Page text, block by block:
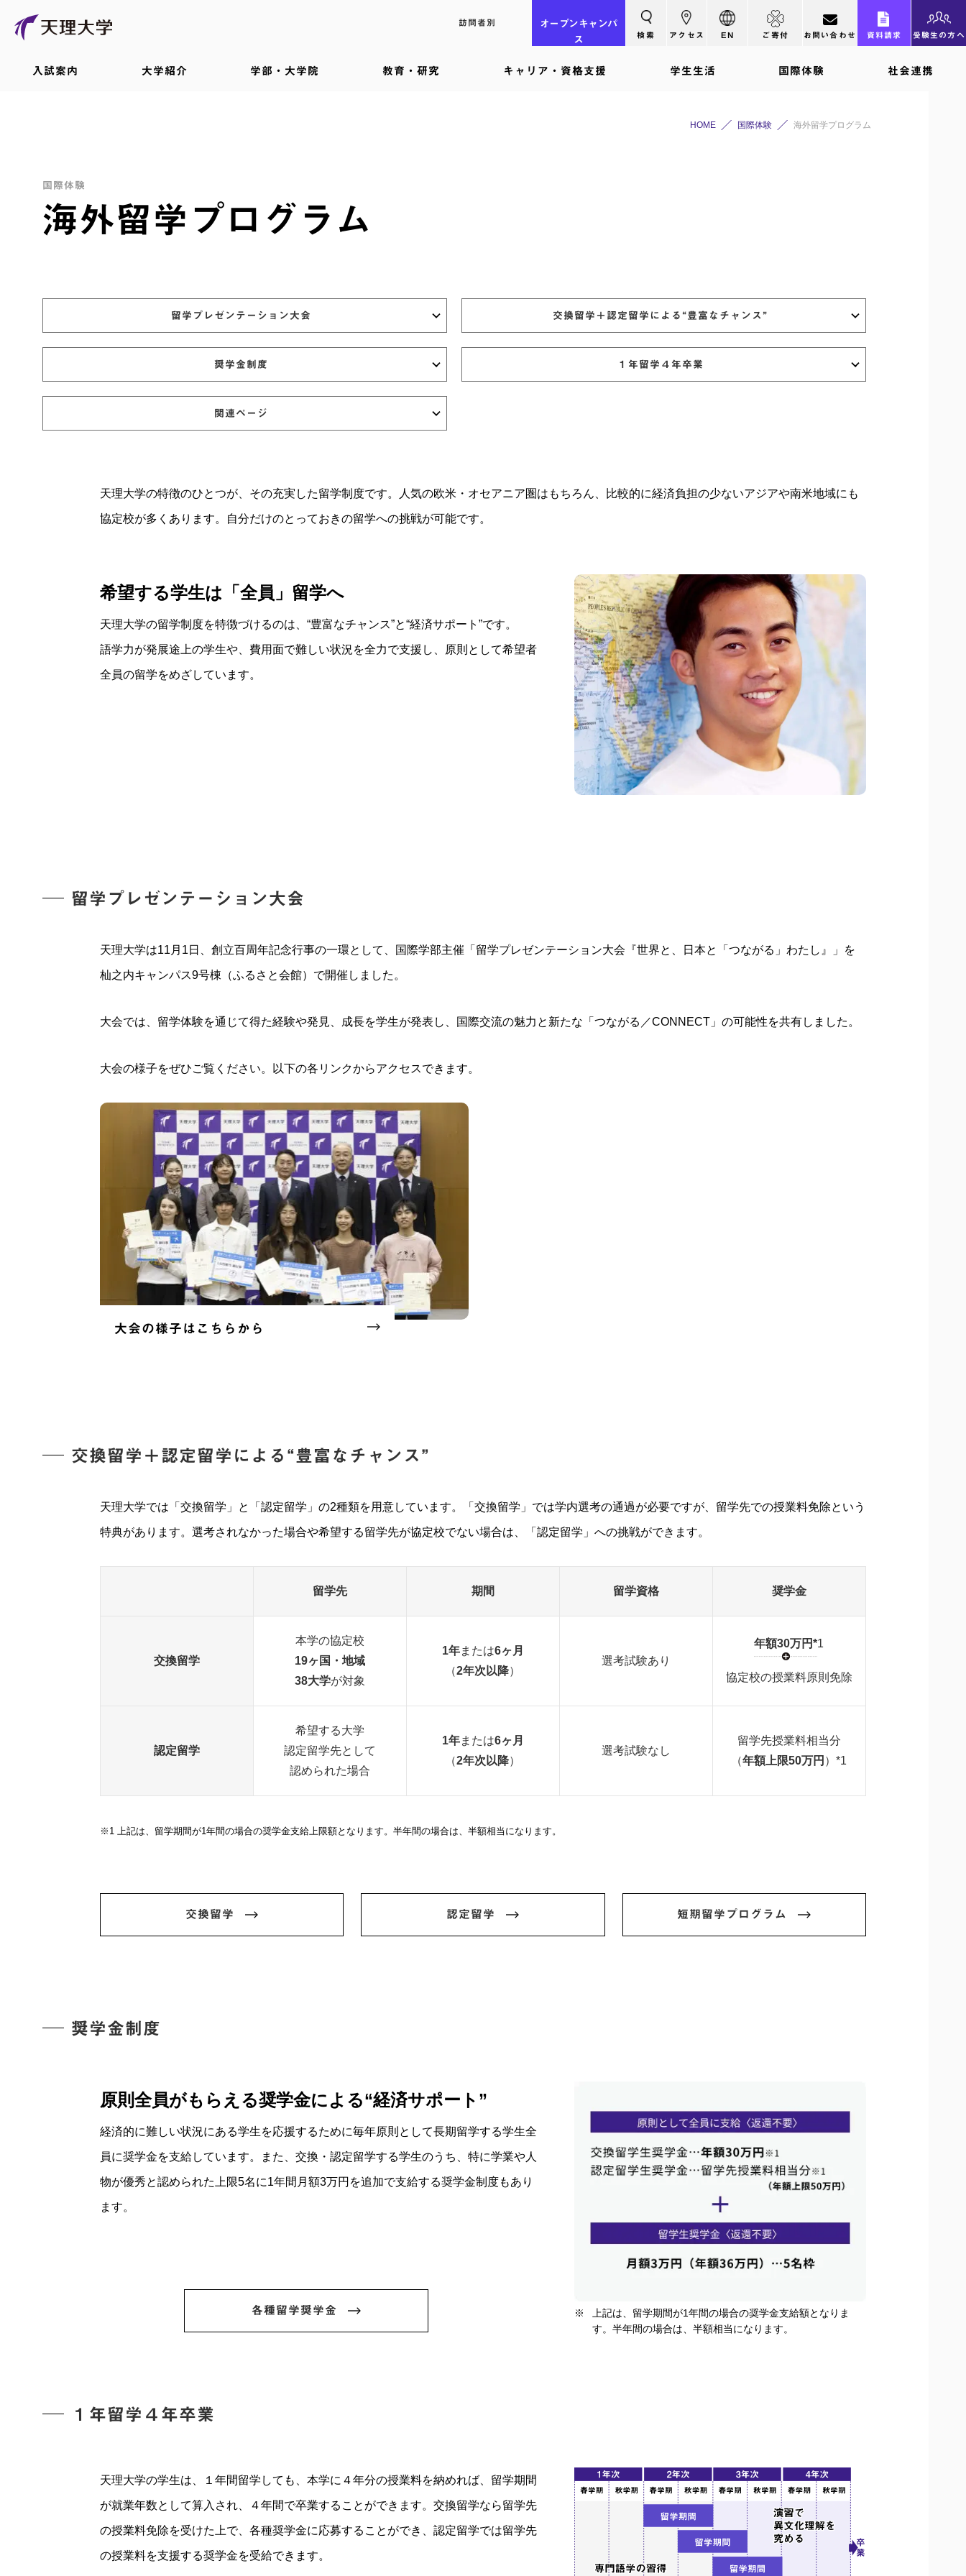
訪問者別 オープン キャンパ
ス
検索 アクセス EN ご寄付 お問い合わせ 資料請求 受験生の方へ
入試案内 大学紹介 学部・大学院 教育・研究 キャリア・資格支援 学生生活 国際体験 社会連携
HOME 国際体験 海外留学プログラム
国際体験
海外留学プログラム
留学プレゼンテーション大会 交換留学＋認定留学による“豊富なチャンス”
奨学金制度 １年留学４年卒業
関連ページ
天理大学の特徴のひとつが、その充実した留学制度です。人気の欧米・オセアニア圏はもちろん、比較的に経済負担の少ないアジアや南米地域にも
協定校が多くあります。自分だけのとっておきの留学への挑戦が可能です。
希望する学生は「全員」留学へ
天理大学の留学制度を特徴づけるのは、“豊富なチャンス”と“経済サポート”です。
語学力が発展途上の学生や、費用面で難しい状況を全力で支援し、原則として希望者
全員の留学をめざしています。
留学プレゼンテーション大会
天理大学は11月1日、創立百周年記念行事の一環として、国際学部主催「留学プレゼンテーション大会『世界と、日本と「つながる」わたし』」を
杣之内キャンパス9号棟（ふるさと会館）で開催しました。
大会では、留学体験を通じて得た経験や発見、成長を学生が発表し、国際交流の魅力と新たな「つながる／CONNECT」の可能性を共有しました。
大会の様子をぜひご覧ください。以下の各リンクからアクセスできます。
大会の様子はこちらから
交換留学＋認定留学による“豊富なチャンス”
天理大学では「交換留学」と「認定留学」の2種類を用意しています。「交換留学」では学内選考の通過が必要ですが、留学先での授業料免除という
特典があります。選考されなかった場合や希望する留学先が協定校でない場合は、「認定留学」への挑戦ができます。
留学先 期間 留学資格 奨学金
交換留学
本学の協定校
19ヶ国・地域
38大学が対象
1年または6ヶ月
（2年次以降）
選考試験あり
年額30万円*1
協定校の授業料原則免除
認定留学
希望する大学
認定留学先として
認められた場合
1年または6ヶ月
（2年次以降）
選考試験なし
留学先授業料相当分
（年額上限50万円 ）*1
※1 上記は、留学期間が1年間の場合の奨学金支給上限額となります。半年間の場合は、半額相当になります。
交換留学 認定留学 短期留学プログラム
奨学金制度
原則全員がもらえる奨学金による“経済サポート”
経済的に難しい状況にある学生を応援するために毎年原則として長期留学する学生全
員に奨学金を支給しています。また、交換・認定留学する学生のうち、特に学業や人
物が優秀と認められた上限5名に1年間月額3万円を追加で支給する奨学金制度もあり
ます。
上記は、留学期間が1年間の場合の奨学金支給額となりま
す。半年間の場合は、半額相当になります。
各種留学奨学金
１年留学４年卒業
天理大学の学生は、１年間留学しても、本学に４年分の授業料を納めれば、留学期間
が就業年数として算入され、４年間で卒業することができます。交換留学なら留学先
の授業料免除を受けた上で、各種奨学金に応募することができ、認定留学では留学先
の授業料を支援する奨学金を受給できます。